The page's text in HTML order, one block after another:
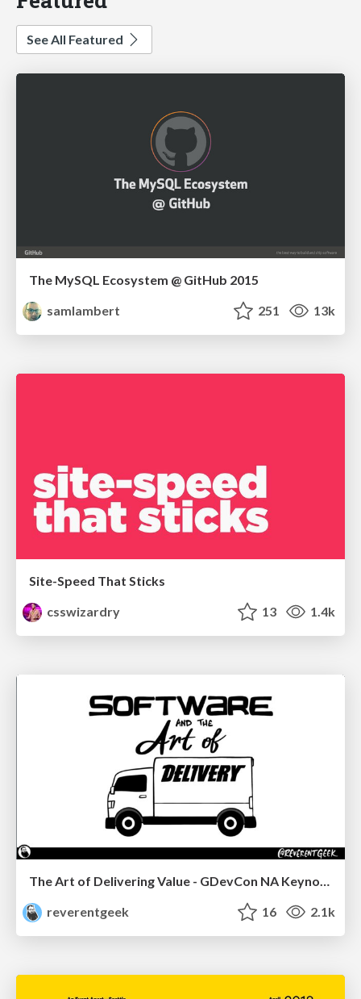
See All Featured
The MySQL Ecosystem @ GitHub 2015
samlambert
251 13k
Site-Speed That Sticks
csswizardry
13 1.4k
The Art of Delivering Value - GDevCon NA Keynote
reverentgeek
16 2.1k